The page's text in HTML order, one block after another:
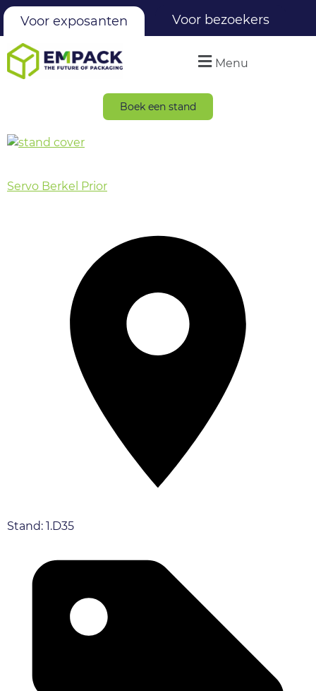
Voor exposanten Voor bezoekers
Menu
Boek een stand
Servo Berkel Prior
Stand: 1.D35